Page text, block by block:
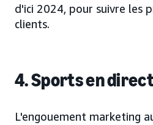
d'ici 2024, pour suivre les
clients.
4. Sports en
L'engouement marketing